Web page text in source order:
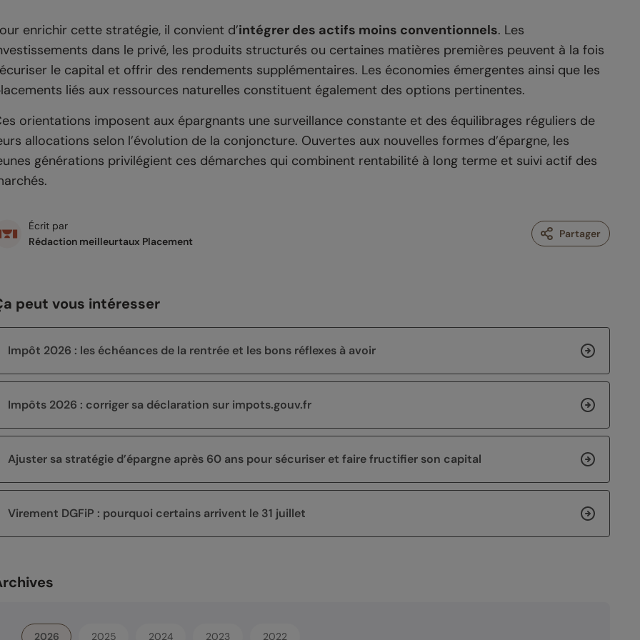
enrichir cette stratégie, il convient d’intégrer des actifs moins conventionnels. Les
dans le privé, les produits structurés ou certaines matières premières peuvent à la fois
le capital et offrir des rendements supplémentaires. Les économies émergentes ainsi que les
liés aux ressources naturelles constituent également des options pertinentes.
orientations imposent aux épargnants une surveillance constante et des équilibrages réguliers de
allocations selon l’évolution de la conjoncture. Ouvertes aux nouvelles formes d’épargne, les
générations privilégient ces démarches qui combinent rentabilité à long terme et suivi actif des
Écrit par
Rédaction meilleurtaux Placement
Partager
peut vous intéresser
Impôt 2026 : les échéances de la rentrée et les bons réflexes à avoir
Impôts 2026 : corriger sa déclaration sur impots.gouv.fr
Ajuster sa stratégie d’épargne après 60 ans pour sécuriser et faire fructifier son capital
Virement DGFiP : pourquoi certains arrivent le 31 juillet
2026 2025 2024 2023 2022